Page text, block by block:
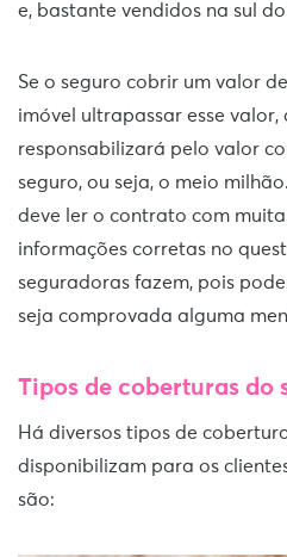
e, bastante vendidos na sul
Se o seguro cobrir um valor
imóvel ultrapassar esse valor,
responsabilizará pelo valor
seguro, ou seja, o meio
deve ler o contrato com
informações corretas no
seguradoras fazem, pois
seja comprovada alguma
Tipos de coberturas do
Há diversos tipos de
disponibilizam para os
são: